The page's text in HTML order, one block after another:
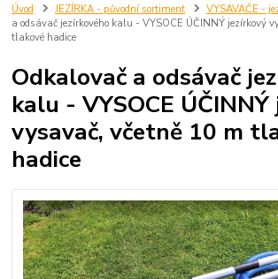
Úvod JEZÍRKA - původní sortiment VYSAVAČE -
a odsávač jezírkového kalu - VYSOCE ÚČINNÝ jezírkový
tlakové hadice
Odkalovač a odsávač
kalu - VYSOCE
vysavač, včetně 10 m
hadice